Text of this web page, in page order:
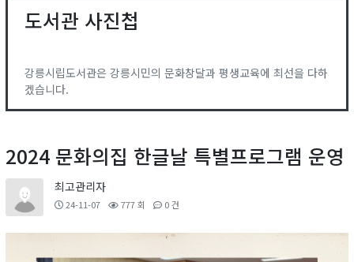
도서관 사진첩
강릉시립도서관은 강릉시민의 문화창달과 평생교육에 최선을 다하
겠습니다.
2024 문화의집 한글날 특별프로그램 운영
최고관리자
24-11-07 777 회 0 건